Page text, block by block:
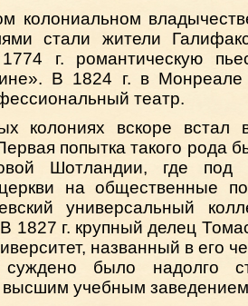
колониальном
стали жители
г. романтическую
В 1824 г. в Монреале
театр.
колониях вскоре
попытка такого рода
Шотландии, где под
церкви на общественные
универсальный
1827 г. крупный делец
названный в его
суждено было надолго
учебным